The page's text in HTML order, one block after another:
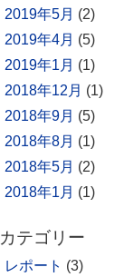
2019年5月 (2)
2019年4月 (5)
2019年1月 (1)
2018年12月 (1)
2018年9月 (5)
2018年8月 (1)
2018年5月 (2)
2018年1月 (1)
カテゴリー
レポート (3)